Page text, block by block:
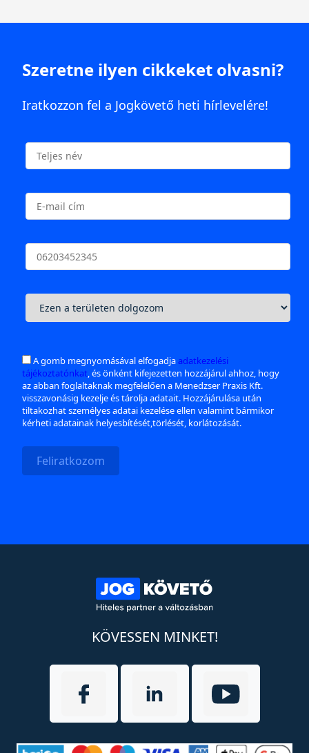
Szeretne ilyen cikkeket olvasni?
Iratkozzon fel a Jogkövető heti hírlevelére!
A gomb megnyomásával elfogadjaadatkezelési
tájékoztatónkat, és önként kifejezetten hozzájárul ahhoz, hogy
az abban foglaltaknak megfelelően a Menedzser Praxis Kft.
visszavonásig kezelje és tárolja adatait. Hozzájárulása után
tiltakozhat személyes adatai kezelése ellen valamint bármikor
kérheti adatainak helyesbítését,törlését, korlátozását.
Feliratkozom
KÖVESSEN MINKET!